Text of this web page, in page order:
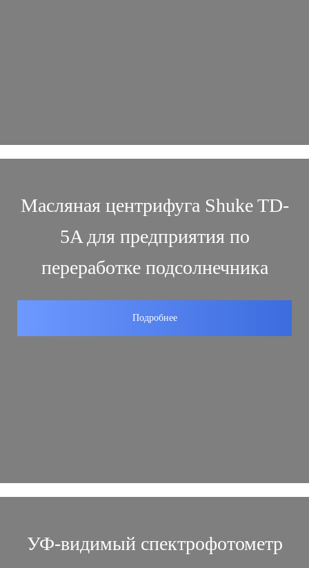
Масляная центрифуга Shuke TD-
5A для предприятия по
переработке подсолнечника
Подробнее
УФ-видимый спектрофотометр